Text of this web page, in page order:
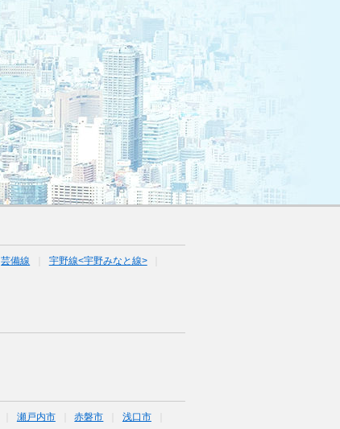
芸備線
宇野線<宇野みなと線>
瀬戸内市 赤磐市
浅口市